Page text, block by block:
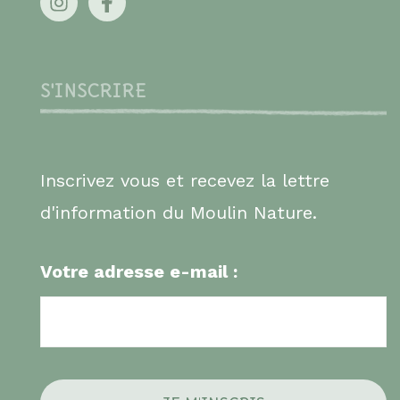
S'INSCRIRE
Inscrivez vous et recevez la lettre
d'information du Moulin Nature.
Votre adresse e-mail :